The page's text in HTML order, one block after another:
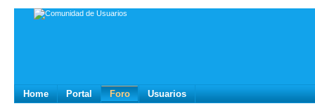
Home Portal Foro Usuarios